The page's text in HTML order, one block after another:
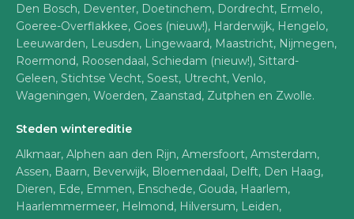
Den Bosch, Deventer, Doetinchem, Dordrecht, Ermelo,
Goeree-Overflakkee, Goes (nieuw!), Harderwijk, Hengelo,
Leeuwarden, Leusden, Lingewaard, Maastricht, Nijmegen,
Roermond, Roosendaal, Schiedam (nieuw!), Sittard-
Geleen, Stichtse Vecht, Soest, Utrecht, Venlo,
Wageningen, Woerden, Zaanstad, Zutphen en Zwolle.
Steden wintereditie
Alkmaar, Alphen aan den Rijn, Amersfoort, Amsterdam,
Assen, Baarn, Beverwijk, Bloemendaal, Delft, Den Haag,
Dieren, Ede, Emmen, Enschede, Gouda, Haarlem,
Haarlemmermeer, Helmond, Hilversum, Leiden,